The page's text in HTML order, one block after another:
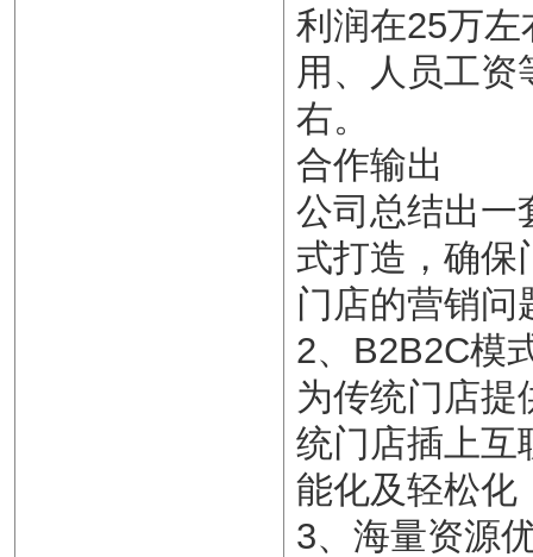
利润在25万
用、人员工资
右。
合作输出
公司总结出一
式打造，确保
门店的营销问
2、B2B2C模
为传统门店提
统门店插上互
能化及轻松化
3、海量资源